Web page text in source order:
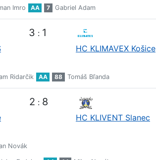
Imro AA 7 Gabriel Adam
3 : 1
HC KLIMAVEX Košice
Ridarčik AA 88 Tomáš Bľanda
2 : 8
HC KLIVENT Slanec
Novák